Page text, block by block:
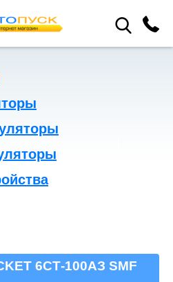
6СТ-100АЗ SMF